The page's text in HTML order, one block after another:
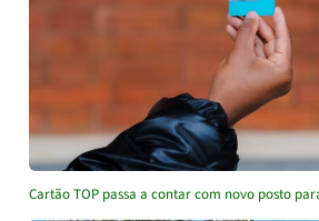
Cartão TOP passa a contar com novo posto